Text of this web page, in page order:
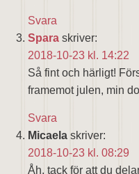
Svara
Spara skriver:
2018-10-23 kl. 14:22
Så fint och härligt!
framemot julen, min
Svara
Micaela skriver:
2018-10-23 kl. 08:29
Åh, tack för att du